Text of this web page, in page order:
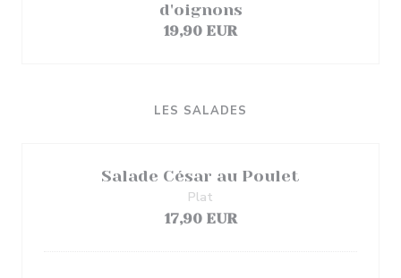
d'oignons
19,90 EUR
LES SALADES
Salade César au Poulet
17,90 EUR
Plat